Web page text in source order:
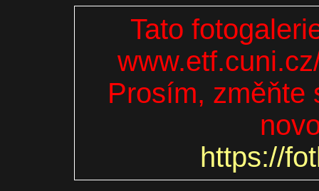
Tato
Prosím, změňte
https://